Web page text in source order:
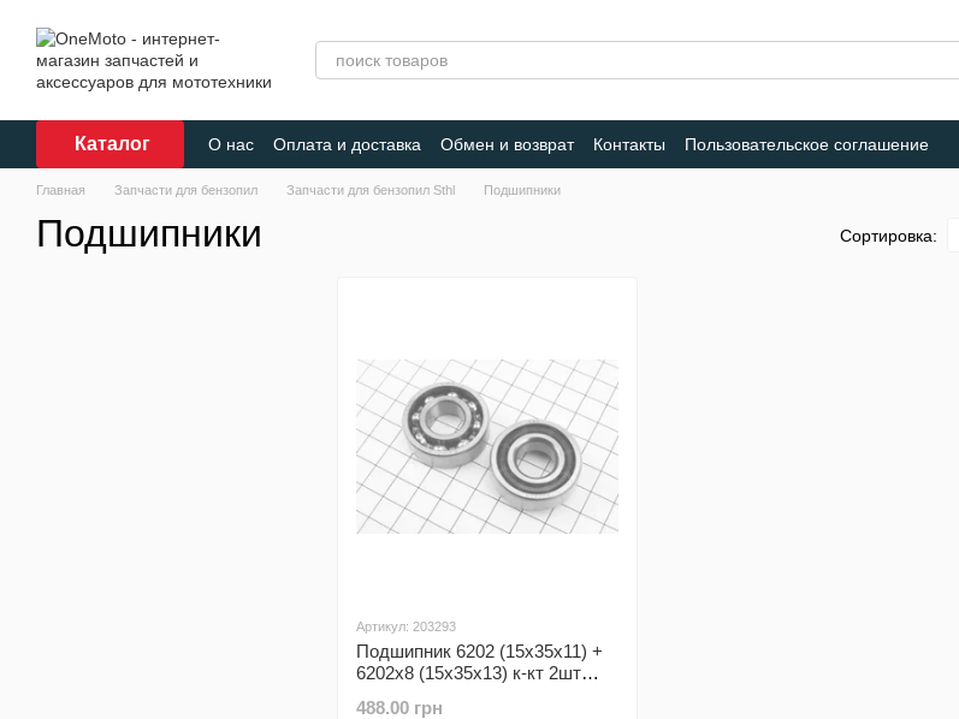
Каталог О нас Оплата и доставка Обмен и возврат Контакты Пользовательское соглашение
Главная Запчасти для бензопил Запчасти для бензопил Sthl Подшипники
Подшипники Сортировка:
Артикул: 203293
Подшипник 6202 (15x35x11) +
6202x8 (15x35x13) к-кт 2шт
488.00 грн